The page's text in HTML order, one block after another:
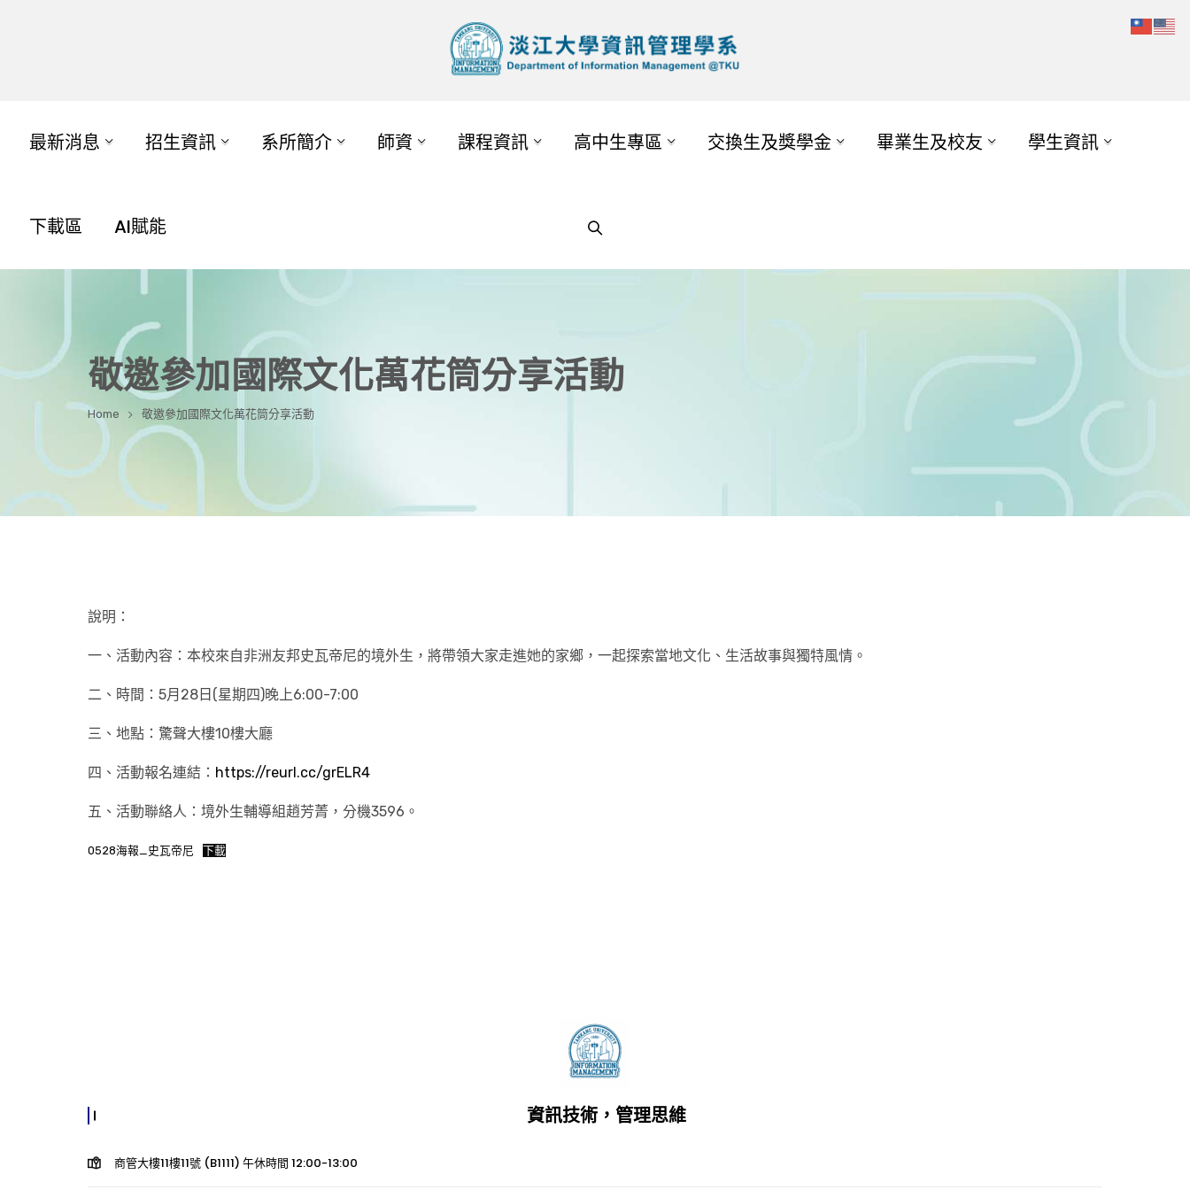
最新消息 招生資訊 系所簡介 師資 課程資訊 高中生專區 交換生及獎學金 畢業生及校友 學生資訊
下載區 AI賦能
敬邀參加國際文化萬花筒分享活動
Home 敬邀參加國際文化萬花筒分享活動
說明：
一、活動內容：本校來自非洲友邦史瓦帝尼的境外生，將帶領大家走進她的家鄉，一起探索當地文化、生活故事與獨特風情。
二、時間：5月28日(星期四)晚上6:00-7:00
三、地點：驚聲大樓10樓大廳
四、活動報名連結： https://reurl.cc/grELR4
五、活動聯絡人：境外生輔導組趙芳菁，分機3596。
0528海報_史瓦帝尼 下載
資訊技術，管理思維
商管大樓11樓11號 (B1111) 午休時間 12:00-13:00